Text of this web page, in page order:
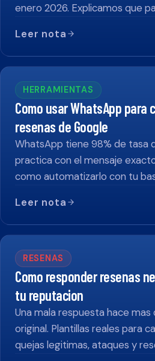
enero 2026. Explicamos que
Leer nota
HERRAMIENTAS
Como usar WhatsApp para
resenas de Google
WhatsApp tiene 98% de tasa
practica con el mensaje
como automatizarlo con tu
Leer nota
RESENAS
Como responder resenas
tu reputacion
Una mala respuesta hace mas
original. Plantillas reales para
quejas legitimas, ataques y